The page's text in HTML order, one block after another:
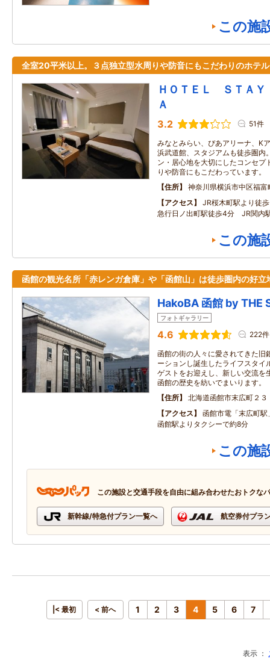
この施
全室20平米以上。３点独立型水周りや防音にもこだわりのホテ
ＨＯＴＥＬ ＳＴＡ
Ａ
3.2 51件
みなとみらい、ぴあアリーナ、K
浜武道館、スタジアムも徒歩圏内
ン・居心地を大切にしたコンセプ
りや防音にもこだわっています。
住所
神奈川県横浜市中区福
アクセス
JR桜木町駅より徒
急行日ノ出町駅徒歩4分 JR関内
この施
函館の観光名所「赤レンガ倉庫」や「函館山」は徒歩圏内の好立
HakoBA 函館 by THE
フォトギャラリー
4.6 222件
函館の街の人々に愛されてきた旧
ーションし誕生したライフスタイ
ゲストをお迎えし、新しい交流を
函館の歴史を紡いでまいります。
住所
北海道函館市末広町２３
アクセス
函館市電「末広町
函館駅よりタクシーで約8分
この施
この施設と交通手段を自由に組み合わせたおトクな
新幹線/特急付プラン一覧へ 航空券付プラ
|< 最初 < 前へ 1 2 3 4 5 6 7
表示 ：